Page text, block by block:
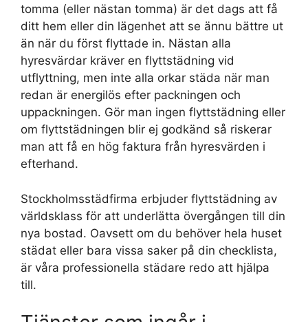
tomma (eller nästan tomma) är det dags att få
ditt hem eller din lägenhet att se ännu bättre ut
än när du först flyttade in. Nästan alla
hyresvärdar kräver en flyttstädning vid
utflyttning, men inte alla orkar städa när man
redan är energilös efter packningen och
uppackningen. Gör man ingen flyttstädning eller
om flyttstädningen blir ej godkänd så riskerar
man att få en hög faktura från hyresvärden i
efterhand.
Stockholmsstädfirma erbjuder flyttstädning av
världsklass för att underlätta övergången till din
nya bostad. Oavsett om du behöver hela huset
städat eller bara vissa saker på din checklista,
är våra professionella städare redo att hjälpa
till.